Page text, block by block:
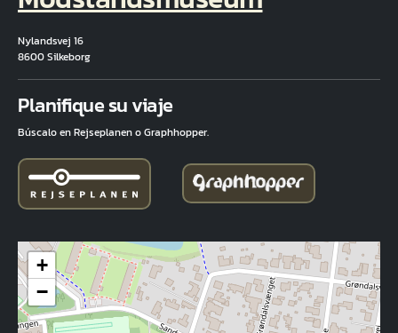
Nylandsvej 16
8600 Silkeborg
Planifique su viaje
Búscalo en Rejseplanen o Graphhopper.
+
−